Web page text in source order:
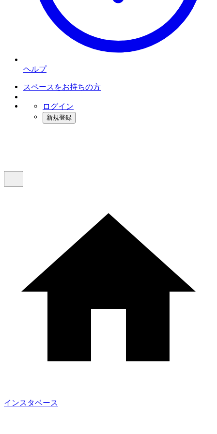
ヘルプ
スペースをお持ちの方
ログイン
新規登録
インスタベース